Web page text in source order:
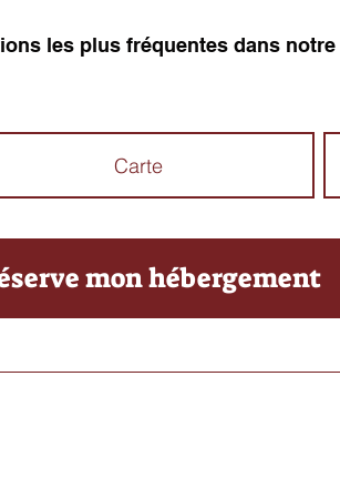
les plus fréquentes dans notre
Carte
mon hébergement